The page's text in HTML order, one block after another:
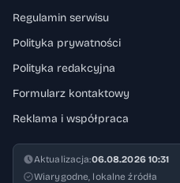
Regulamin serwisu
Polityka prywatności
Polityka redakcyjna
Formularz kontaktowy
Reklama i współpraca
Aktualizacja:06.08.2026 10:31
Wiarygodne, lokalne źródła